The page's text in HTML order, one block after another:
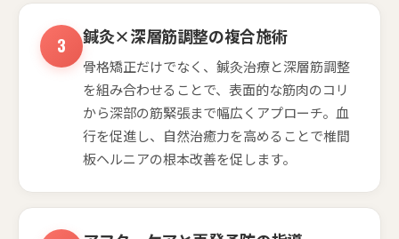
鍼灸×深層筋調整の複合施術
骨格矯正だけでなく、鍼灸治療と深層筋調整
を組み合わせることで、表面的な筋肉のコリ
から深部の筋緊張まで幅広くアプローチ。血
行を促進し、自然治癒力を高めることで椎間
板ヘルニアの根本改善を促します。